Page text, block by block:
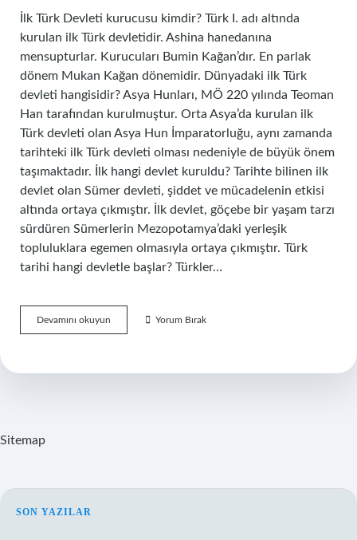
İlk Türk Devleti kurucusu kimdir? Türk I. adı altında
kurulan ilk Türk devletidir. Ashina hanedanına
mensupturlar. Kurucuları Bumin Kağan’dır. En parlak
dönem Mukan Kağan dönemidir. Dünyadaki ilk Türk
devleti hangisidir? Asya Hunları, MÖ 220 yılında Teoman
Han tarafından kurulmuştur. Orta Asya’da kurulan ilk
Türk devleti olan Asya Hun İmparatorluğu, aynı zamanda
tarihteki ilk Türk devleti olması nedeniyle de büyük önem
taşımaktadır. İlk hangi devlet kuruldu? Tarihte bilinen ilk
devlet olan Sümer devleti, şiddet ve mücadelenin etkisi
altında ortaya çıkmıştır. İlk devlet, göçebe bir yaşam tarzı
sürdüren Sümerlerin Mezopotamya’daki yerleşik
topluluklara egemen olmasıyla ortaya çıkmıştır. Türk
tarihi hangi devletle başlar? Türkler…
Devamını okuyun
Türk
Kurdu
Yorum Bırak
Sitemap
SIDEBAR
SON YAZILAR